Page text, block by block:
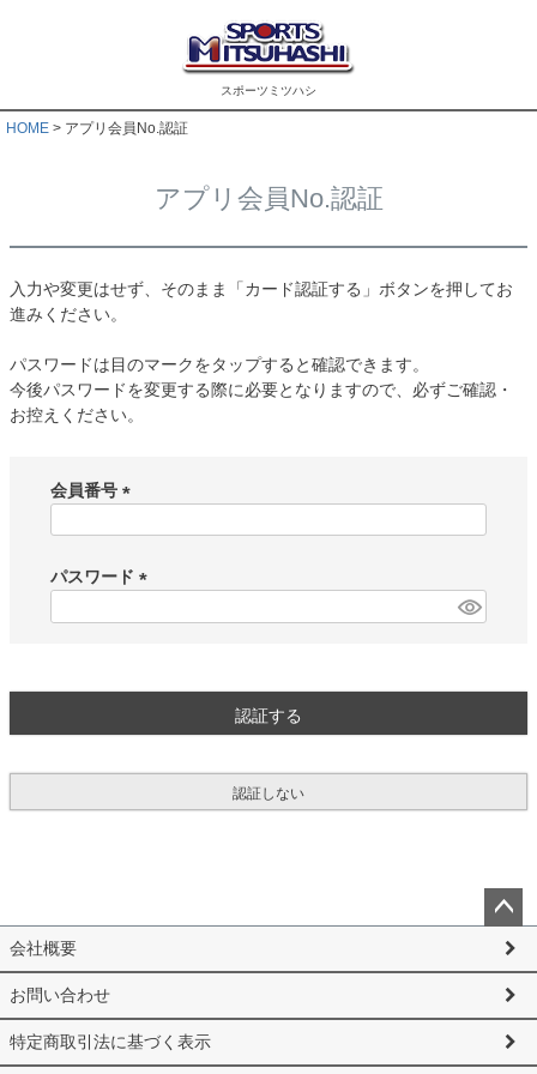
スポーツミツハシ
HOME アプリ会員No.認証
アプリ会員No.認証
入力や変更はせず、そのまま「カード認証する」ボタンを押してお
進みください。
パスワードは目のマークをタップすると確認できます。
今後パスワードを変更する際に必要となりますので、必ずご確認・
お控えください。
会員番号
須
)
パスワード
認証する
認証しない
ペー
ップ
へ
会社概要
お問い合わせ
特定商取引法に基づく表示